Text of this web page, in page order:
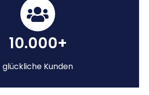
10.000+
glückliche Kunden